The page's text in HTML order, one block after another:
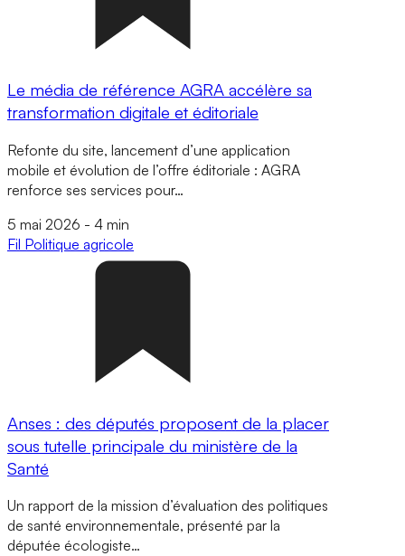
Le média de référence AGRA accélère sa
transformation digitale et éditoriale
Refonte du site, lancement d’une application
mobile et évolution de l’offre éditoriale : AGRA
renforce ses services pour…
5 mai 2026 - 4 min
Fil Politique agricole
Anses : des députés proposent de la placer
sous tutelle principale du ministère de la
Santé
Un rapport de la mission d’évaluation des politiques
de santé environnementale, présenté par la
députée écologiste…